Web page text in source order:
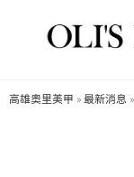
高雄奧里美甲 » 最新消息 »